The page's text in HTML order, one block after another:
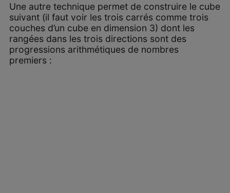
Une autre technique permet de construire le cube
suivant (il faut voir les trois carrés comme trois
couches d’un cube en dimension 3) dont les
rangées dans les trois directions sont des
progressions arithmétiques de nombres
premiers :